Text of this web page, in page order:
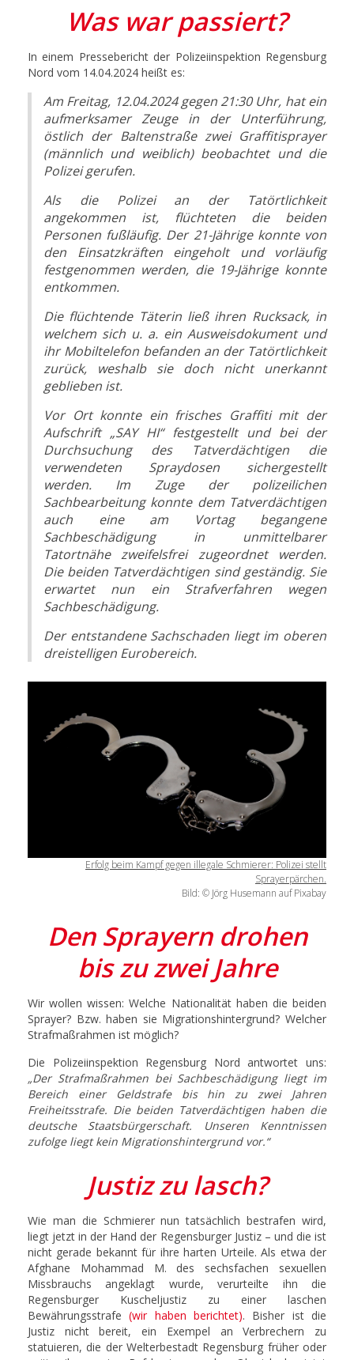
Was war passiert?
In einem Pressebericht der Polizeiinspektion Regensburg
Nord vom 14.04.2024 heißt es:
Am Freitag, 12.04.2024 gegen 21:30 Uhr, hat ein
aufmerksamer Zeuge in der Unterführung,
östlich der Baltenstraße zwei Graffitisprayer
(männlich und weiblich) beobachtet und die
Polizei gerufen.
Als die Polizei an der Tatörtlichkeit
angekommen ist, flüchteten die beiden
Personen fußläufig. Der 21-Jährige konnte von
den Einsatzkräften eingeholt und vorläufig
festgenommen werden, die 19-Jährige konnte
entkommen.
Die flüchtende Täterin ließ ihren Rucksack, in
welchem sich u. a. ein Ausweisdokument und
ihr Mobiltelefon befanden an der Tatörtlichkeit
zurück, weshalb sie doch nicht unerkannt
geblieben ist.
Vor Ort konnte ein frisches Graffiti mit der
Aufschrift „SAY HI“ festgestellt und bei der
Durchsuchung des Tatverdächtigen die
verwendeten Spraydosen sichergestellt
werden. Im Zuge der polizeilichen
Sachbearbeitung konnte dem Tatverdächtigen
auch eine am Vortag begangene
Sachbeschädigung in unmittelbarer
Tatortnähe zweifelsfrei zugeordnet werden.
Die beiden Tatverdächtigen sind geständig. Sie
erwartet nun ein Strafverfahren wegen
Sachbeschädigung.
Der entstandene Sachschaden liegt im oberen
dreistelligen Eurobereich.
Erfolg beim Kampf gegen illegale Schmierer: Polizei stellt
Sprayerpärchen.
Bild: © Jörg Husemann auf Pixabay
Den Sprayern drohen
bis zu zwei Jahre
Wir wollen wissen: Welche Nationalität haben die beiden
Sprayer? Bzw. haben sie Migrationshintergrund? Welcher
Strafmaßrahmen ist möglich?
Die Polizeiinspektion Regensburg Nord antwortet uns:
„Der Strafmaßrahmen bei Sachbeschädigung liegt im
Bereich einer Geldstrafe bis hin zu zwei Jahren
Freiheitsstrafe. Die beiden Tatverdächtigen haben die
deutsche Staatsbürgerschaft. Unseren Kenntnissen
zufolge liegt kein Migrationshintergrund vor.“
Justiz zu lasch?
Wie man die Schmierer nun tatsächlich bestrafen wird,
liegt jetzt in der Hand der Regensburger Justiz – und die ist
nicht gerade bekannt für ihre harten Urteile. Als etwa der
Afghane Mohammad M. des sechsfachen sexuellen
Missbrauchs angeklagt wurde, verurteilte ihn die
Regensburger Kuscheljustiz zu einer laschen
Bewährungsstrafe(wir haben berichtet). Bisher ist die
Justiz nicht bereit, ein Exempel an Verbrechern zu
statuieren, die der Welterbestadt Regensburg früher oder